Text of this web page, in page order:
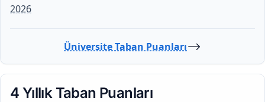
2026
Üniversite Taban Puanları⟶
4 Yıllık Taban Puanları